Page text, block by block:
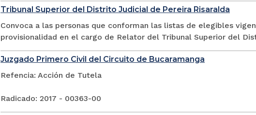
Tribunal Superior del Distrito Judicial de Pereira Risaralda
Convoca a las personas que conforman las listas de elegibles
provisionalidad en el cargo de Relator del Tribunal Superior del
Juzgado Primero Civil del Circuito de Bucaramanga
Refencia: Acción de Tutela
Radicado: 2017 - 00363-00